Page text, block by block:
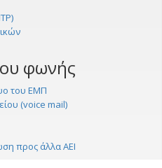
φωνής
του ΕΜΠ
(voice mail)
προς άλλα ΑΕΙ